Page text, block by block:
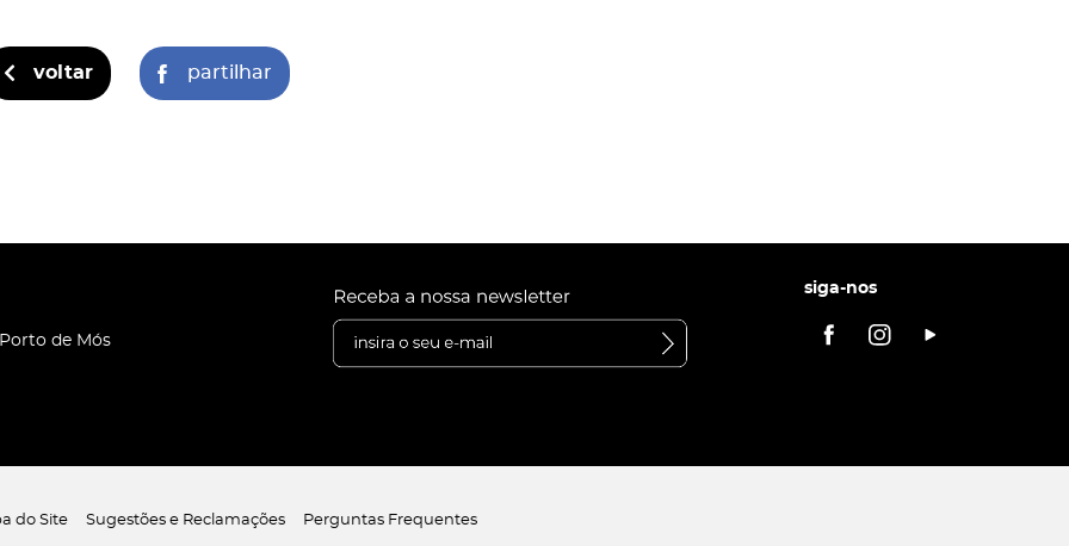
voltar partilhar
de Mós
siga-nos
do Site Sugestões e Reclamações Perguntas Frequentes